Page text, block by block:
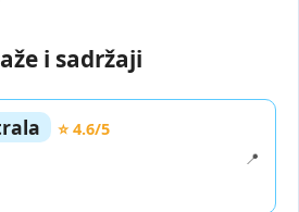
i sadržaji
⭐ 4.6/5
📍